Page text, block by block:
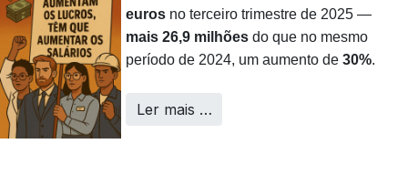
euros no terceiro trimestre de 2025 —
mais 26,9 milhões do que no mesmo
período de 2024, um aumento de 30%.
Ler mais …